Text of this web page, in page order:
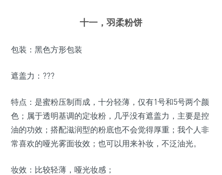
十一，羽柔粉饼
包装：黑色方形包装
遮盖力：???
特点：是蜜粉压制而成，十分轻薄，仅有1号和5号两个颜
色；属于透明基调的定妆粉，几乎没有遮盖力，主要是控
油的功效；搭配滋润型的粉底也不会觉得厚重；我个人非
常喜欢的哑光雾面妆效；也可以用来补妆，不泛油光。
妆效：比较轻薄，哑光妆感；